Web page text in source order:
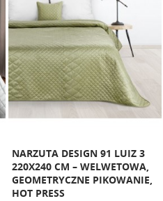
NARZUTA DESIGN 91 LUIZ 3
220X240 CM – WELWETOWA,
GEOMETRYCZNE PIKOWANIE,
HOT PRESS